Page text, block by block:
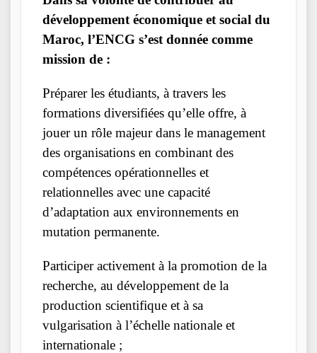
développement économique et social du
Maroc, l’ENCG s’est donnée comme
mission de :
Préparer les étudiants, à travers les
formations diversifiées qu’elle offre, à
jouer un rôle majeur dans le management
des organisations en combinant des
compétences opérationnelles et
relationnelles avec une capacité
d’adaptation aux environnements en
mutation permanente.
Participer activement à la promotion de la
recherche, au développement de la
production scientifique et à sa
vulgarisation à l’échelle nationale et
internationale ;